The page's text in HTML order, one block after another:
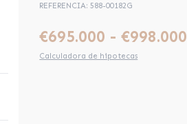
REFERENCIA: 588-00182G
€695.000 - €998.000
Calculadora de hipotecas